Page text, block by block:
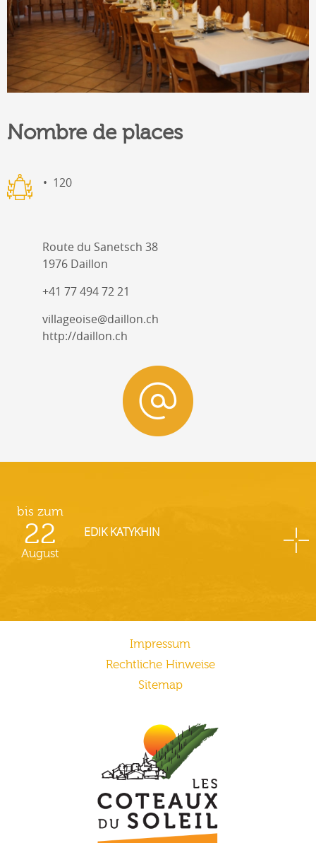
Nombre de places
120
Route du Sanetsch 38
1976 Daillon
+41 77 494 72 21
villageoise@daillon.ch
http://daillon.ch
bis zum
22
August
EDIK KATYKHIN
Impressum
Rechtliche Hinweise
Sitemap